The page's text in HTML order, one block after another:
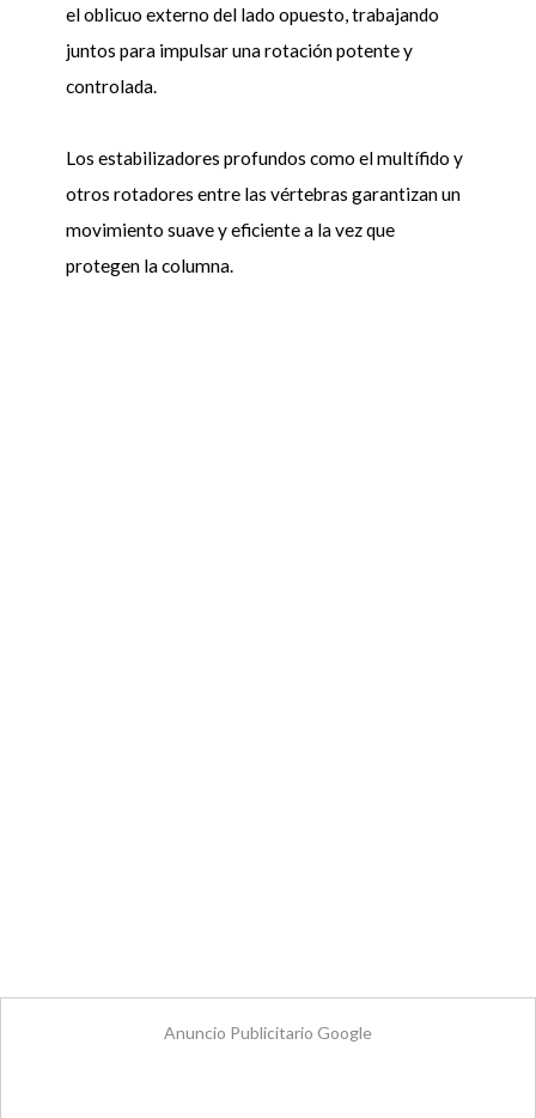
el oblicuo externo del lado opuesto, trabajando
juntos para impulsar una rotación potente y
controlada.
Los estabilizadores profundos como el multífido y
otros rotadores entre las vértebras garantizan un
movimiento suave y eficiente a la vez que
protegen la columna.
Anuncio Publicitario Google